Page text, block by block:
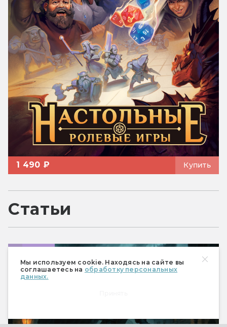
Мы используем cookie. Находясь на сайте вы
соглашаетесь на обработку персональных
данных.
1 490 ₽ Купить
Статьи